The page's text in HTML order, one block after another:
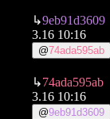
↳9eb91d3609
3.16 10:16
@74ada595ab
↳74ada595ab
3.16 10:16
@9eb91d3609